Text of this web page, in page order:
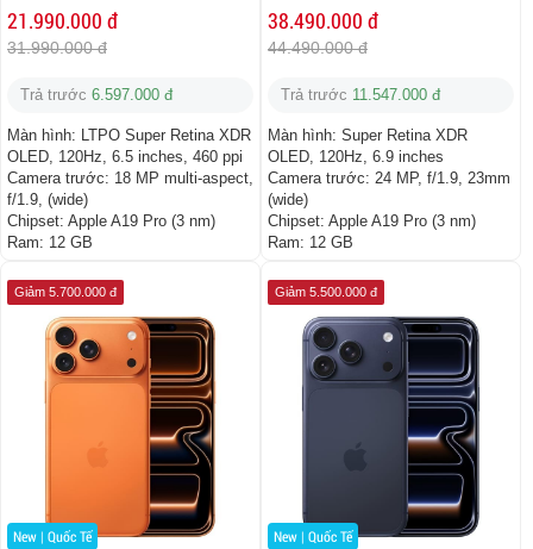
21.990.000 đ
31.990.000 đ
Trả trước 6.597.000 đ
Màn hình: LTPO Super Retina XDR
OLED, 120Hz, 6.5 inches, 460 ppi
Camera trước: 18 MP multi-aspect,
f/1.9, (wide)
Chipset: Apple A19 Pro (3 nm)
Ram: 12 GB
38.490.000 đ
44.490.000 đ
Trả trước 11.547.000 đ
Màn hình: Super Retina XDR
OLED, 120Hz, 6.9 inches
Camera trước: 24 MP, f/1.9, 23mm
(wide)
Chipset: Apple A19 Pro (3 nm)
Ram: 12 GB
New | Quốc Tế
Giảm 5.700.000 đ
New | Quốc Tế
Giảm 5.500.000 đ